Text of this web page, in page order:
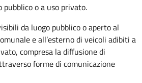
o a uso privato.
da luogo pubblico o aperto al
e all’esterno di veicoli adibiti a
compresa la diffusione di
forme di comunicazione